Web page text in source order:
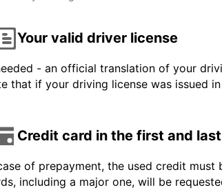
Your valid driver license
- an official translation of your
that if your driving license was issued
Credit card in the first and
of prepayment, the used credit
including a major one, will be